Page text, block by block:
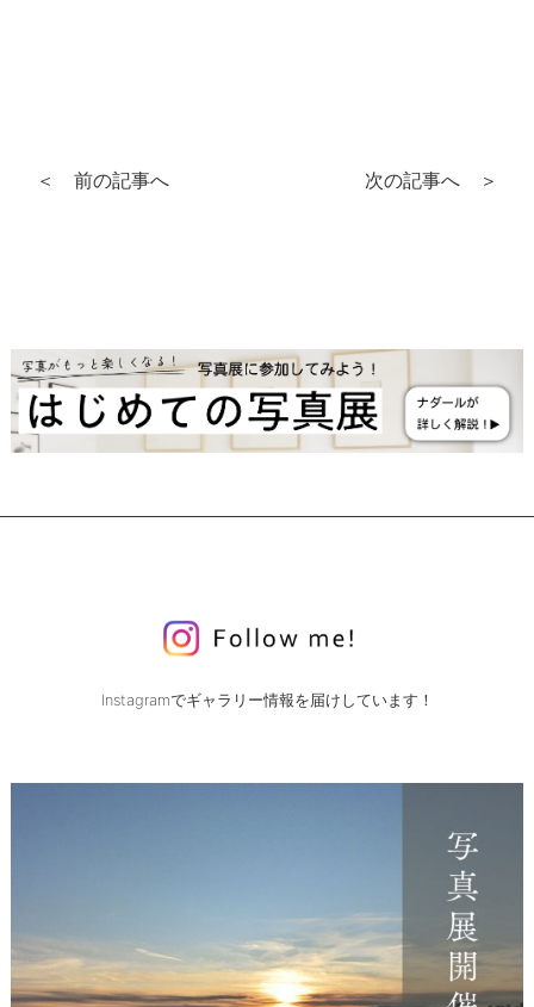
＜ 前の記事へ 次の記事へ ＞
Instagramでギャラリー情報を届けしています！